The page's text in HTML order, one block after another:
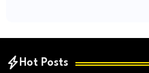
Hot Posts